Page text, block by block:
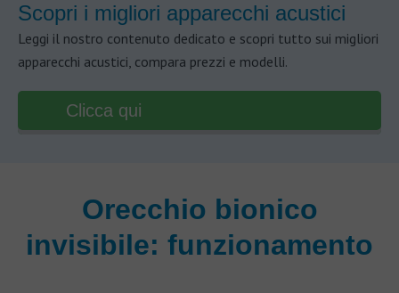
Scopri i migliori apparecchi acustici
Leggi il nostro contenuto dedicato e scopri tutto sui migliori
apparecchi acustici, compara prezzi e modelli.
Clicca qui
Orecchio bionico
invisibile: funzionamento